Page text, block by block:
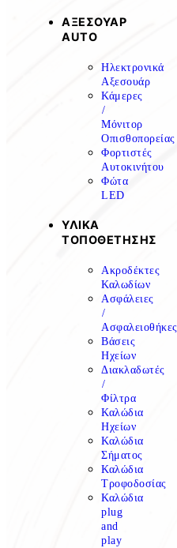
ΑΞΕΣΟΥΑΡ
AUTO
Ηλεκτρονικά
Αξεσουάρ
Κάμερες
/
Μόνιτορ
Οπισθοπορείας
Φορτιστές
Αυτοκινήτου
Φώτα
LED
ΥΛΙΚΑ
ΤΟΠΟΘΕΤΗΣΗΣ
Ακροδέκτες
Καλωδίων
Ασφάλειες
/
Ασφαλειοθήκες
Βάσεις
Ηχείων
Διακλαδωτές
/
Φίλτρα
Καλώδια
Ηχείων
Καλώδια
Σήματος
Καλώδια
Τροφοδοσίας
Καλώδια
plug
and
play